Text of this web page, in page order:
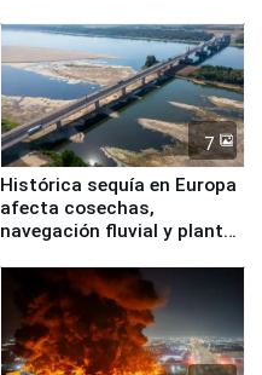
7
Histórica sequía en Europa
afecta cosechas,
navegación fluvial y plantas